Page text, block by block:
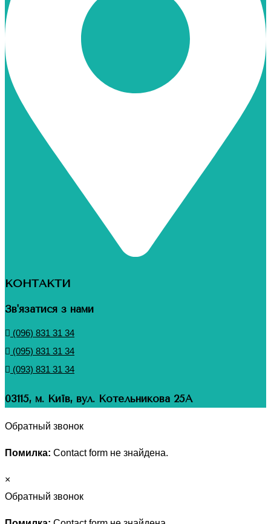
КОНТАКТИ
Зв'язатися з нами
(096) 831 31 34
(095) 831 31 34
(093) 831 31 34
03115, м. Київ, вул. Котельникова 25А
Обратный звонок
Помилка: Contact form не знайдена.
×
Обратный звонок